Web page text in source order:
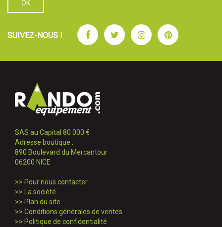
SUIVEZ-NOUS ! FacebookTwitterInstagramPinterest
SAS au Capital 80 000 €
Adresse boutique :
890 Boulevard du Mercantour
06200 NICE
>> Pour nous contacter
>>
La société
>> Plan du site
>> Conditions générales de ventes
>> Politique de confidentialité